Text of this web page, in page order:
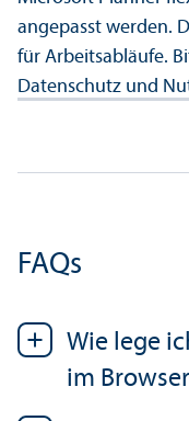
angepasst werden.
für Arbeits­abläufe.
Datenschutz und
FAQs
Wie lege
im